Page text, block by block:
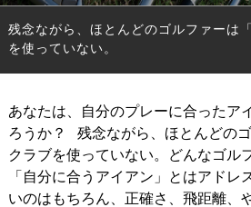
残念ながら、ほとんどのゴルファーは
を使っていない。
あなたは、自分のプレーに合ったア
ろうか？ 残念ながら、ほとんどの
クラブを使っていない。どんなゴル
「自分に合うアイアン」とはアドレ
いのはもちろん、正確さ、飛距離、
FAIRWAY WOODS フェアウェイウ
HYBRIDS ハイブリッド
IRONS アイアン
WEDGES ウェッジ
PUTTERS パター